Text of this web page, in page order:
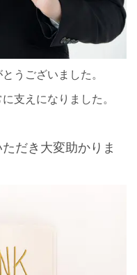
うございました。
支えになりました。
だき大変助かりま